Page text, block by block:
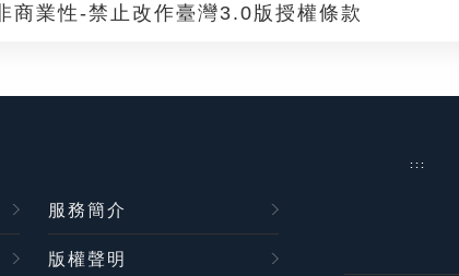
商業性-禁止改作臺灣3.0版授權條款
:::
服務簡介
版權聲明